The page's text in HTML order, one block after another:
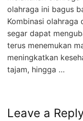
olahraga ini bagus
Kombinasi olahraga
segar dapat
terus menemukan
meningkatkan
tajam, hingga …
Leave a